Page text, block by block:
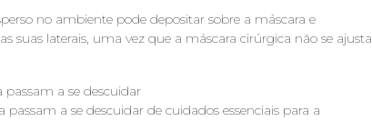
no ambiente pode depositar sobre a máscara e
suas laterais, uma vez que a máscara cirúrgica não se ajusta
a se descuidar
a se descuidar de cuidados essenciais para a